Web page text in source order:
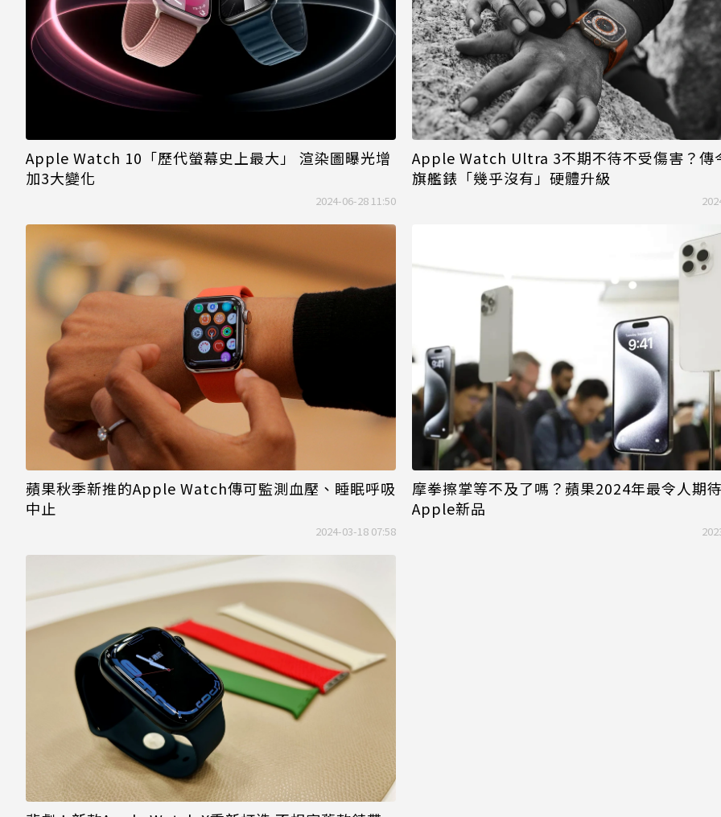
Apple Watch 10「歷代螢幕史上最大」 渲染圖曝光增
加3大變化
2024-06-28 11:50
Apple Watch Ultra 3不期不待不受傷害？傳
旗艦錶「幾乎沒有」硬體升級
蘋果秋季新推的Apple Watch傳可監測血壓、睡眠呼吸
中止
2024-03-18 07:58
摩拳擦掌等不及了嗎？蘋果2024年最令人期
Apple新品